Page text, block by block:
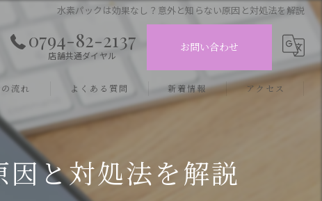
水素パックは効果なし？意外と知らない原因と対処法を解説
0794-82-2137
店舗共通ダイヤル
お問い合わせ
流れ よくある質問 新着情報 アクセス
フェイシャルサロン 小野店
と対処法を解説